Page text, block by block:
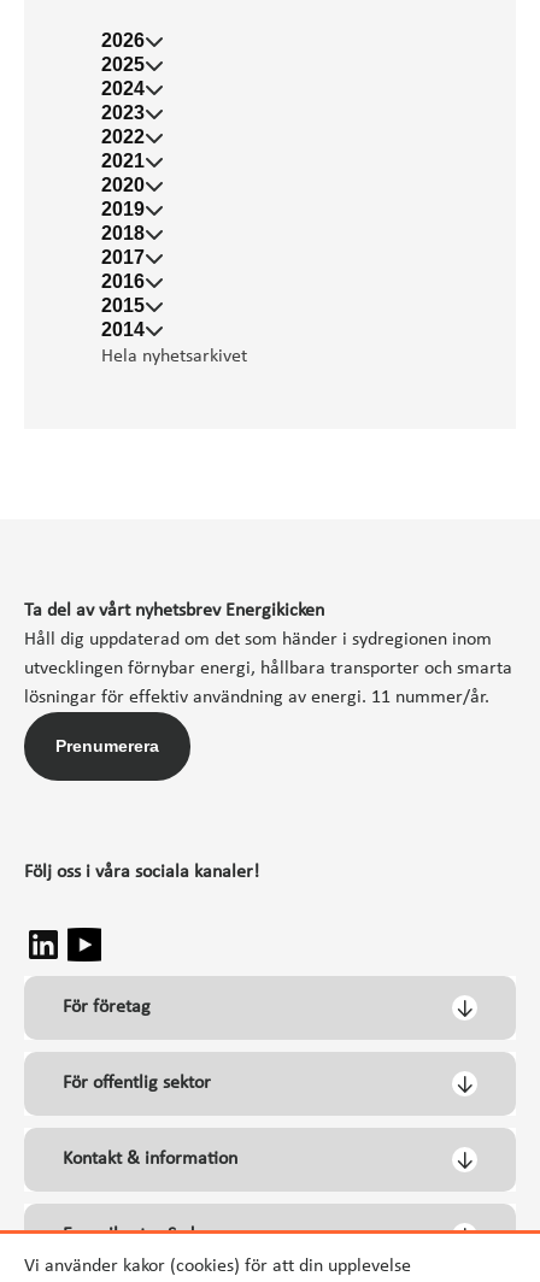
Vi använder kakor (cookies) för att din upplevelse
2026
2025
2024
2023
2022
2021
2020
2019
2018
2017
2016
2015
2014
Hela nyhetsarkivet
Ta del av vårt nyhetsbrev Energikicken
Håll dig uppdaterad om det som händer i sydregionen inom
utvecklingen förnybar energi, hållbara transporter och smarta
lösningar för effektiv användning av energi. 11 nummer/år.
Prenumerera
Följ oss i våra sociala kanaler!
För företag
För offentlig sektor
Kontakt & information
Energikontor Syd